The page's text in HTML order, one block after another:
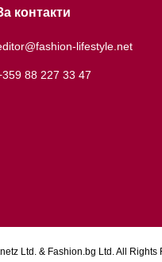
контакти
lifestyle.net
88 227 33 47
Ltd. & Fashion.bg Ltd. All Rights